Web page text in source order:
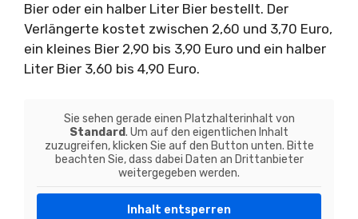
Bier oder ein halber Liter Bier bestellt. Der
Verlängerte kostet zwischen 2,60 und 3,70 Euro,
ein kleines Bier 2,90 bis 3,90 Euro und ein halber
Liter Bier 3,60 bis 4,90 Euro.
Sie sehen gerade einen Platzhalterinhalt von
Standard. Um auf den eigentlichen Inhalt
zuzugreifen, klicken Sie auf den Button unten. Bitte
beachten Sie, dass dabei Daten an Drittanbieter
weitergegeben werden.
Inhalt entsperren